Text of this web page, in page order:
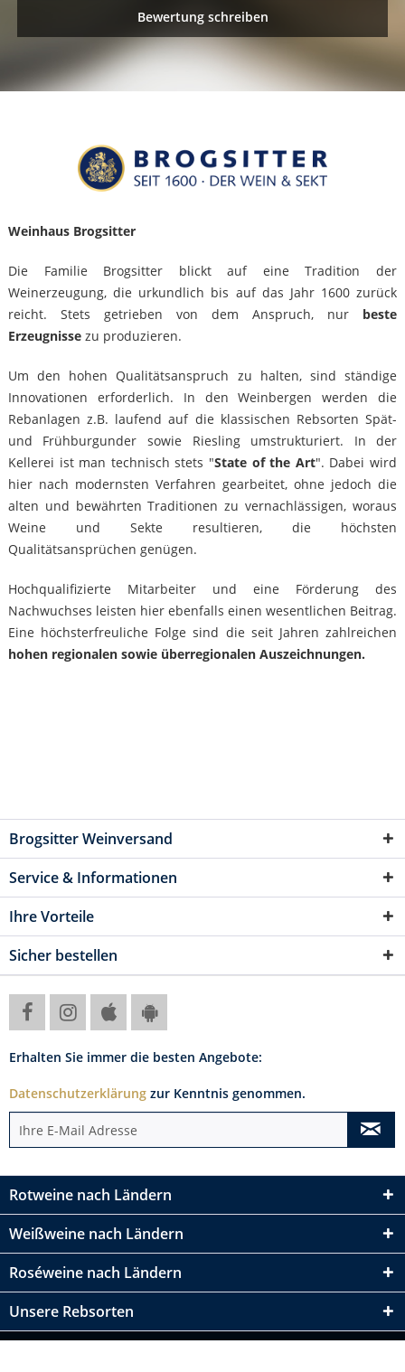
Bewertung schreiben
Weinhaus Brogsitter
Die Familie Brogsitter blickt auf eine Tradition der
Weinerzeugung, die urkundlich bis auf das Jahr 1600 zurück
reicht. Stets getrieben von dem Anspruch, nur beste
Erzeugnissezu produzieren.
Um den hohen Qualitätsanspruch zu halten, sind ständige
Innovationen erforderlich. In den Weinbergen werden die
Rebanlagen z.B. laufend auf die klassischen Rebsorten Spät-
und Frühburgunder sowie Riesling umstrukturiert. In der
Kellerei ist man technisch stets "State of the Art". Dabei wird
hier nach modernsten Verfahren gearbeitet, ohne jedoch die
alten und bewährten Traditionen zu vernachlässigen, woraus
Weine und Sekte resultieren, die höchsten
Qualitätsansprüchen genügen.
Hochqualifizierte Mitarbeiter und eine Förderung des
Nachwuchses leisten hier ebenfalls einen wesentlichen Beitrag.
Eine höchsterfreuliche Folge sind die seit Jahren zahlreichen
hohen regionalen sowie überregionalen Auszeichnungen.
Brogsitter Weinversand
Service & Informationen
Ihre Vorteile
Sicher bestellen
Erhalten Sie immer die besten Angebote:
Datenschutzerklärung zur Kenntnis genommen.
Rotweine nach Ländern
Weißweine nach Ländern
Roséweine nach Ländern
Unsere Rebsorten